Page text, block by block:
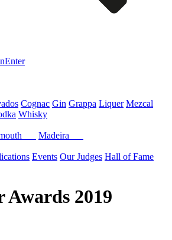
Enter
Cognac Gin Grappa Liquer Mezcal
Whisky
Madeira
Events Our Judges Hall of Fame
Awards 2019